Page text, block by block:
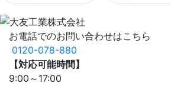
お電話でのお問い合わせはこちら
0120-078-880
【対応可能時間】
9:00～17:00